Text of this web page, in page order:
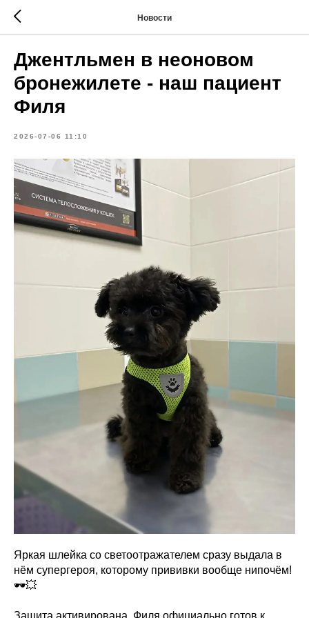
Новости
Джентльмен в неоновом
бронежилете - наш пациент
Филя
2026-07-06 11:10
Яркая шлейка со светоотражателем сразу выдала в
нём супергероя, которому прививки вообще нипочём!
🕶️💥
Защита активирована. Филя официально готов к